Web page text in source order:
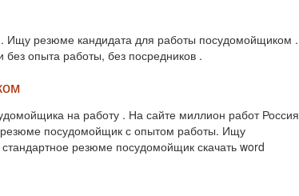
Ищу резюме кандидата для работы посудомойщиком .
опыта работы, без посредников .
на работу . На сайте миллион работ Россия
резюме посудомойщик с опытом работы. Ищу
резюме посудомойщик скачать word